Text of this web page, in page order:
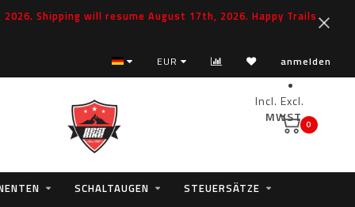
Shipping will resume August 17th, 2026. Happy Trails
EUR anmelden
Incl. Excl.
MWST.0
SCHALTAUGEN
STEUERSÄTZE